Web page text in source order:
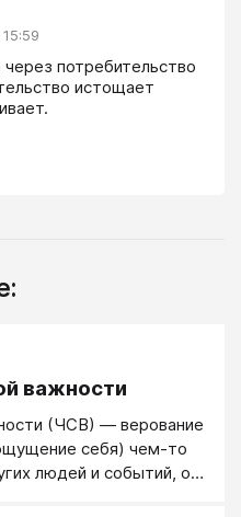
потребительство
истощает
важности
(ЧСВ) — верование
себя) чем-то
людей и событий, о